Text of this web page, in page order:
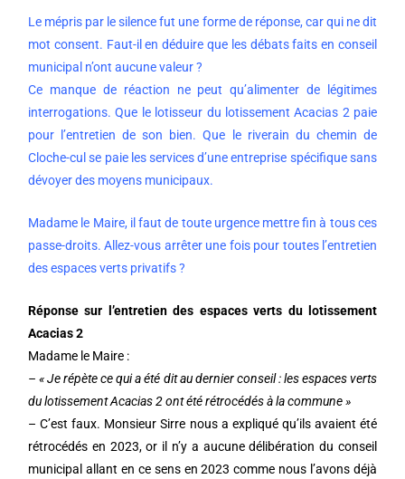
Le mépris par le silence fut une forme de réponse, car qui ne dit
mot consent. Faut-il en déduire que les débats faits en conseil
municipal n’ont aucune valeur ?
Ce manque de réaction ne peut qu’alimenter de légitimes
interrogations. Que le lotisseur du lotissement Acacias 2 paie
pour l’entretien de son bien. Que le riverain du chemin de
Cloche-cul se paie les services d’une entreprise spécifique sans
dévoyer des moyens municipaux.
Madame le Maire, il faut de toute urgence mettre fin à tous ces
passe-droits. Allez-vous arrêter une fois pour toutes l’entretien
des espaces verts privatifs ?
Réponse sur l’entretien des espaces verts du lotissement
Acacias 2
Madame le Maire :
– « Je répète ce qui a été dit au dernier conseil : les espaces verts
du lotissement Acacias 2 ont été rétrocédés à la commune »
– C’est faux. Monsieur Sirre nous a expliqué qu’ils avaient été
rétrocédés en 2023, or il n’y a aucune délibération du conseil
municipal allant en ce sens en 2023 comme nous l’avons déjà